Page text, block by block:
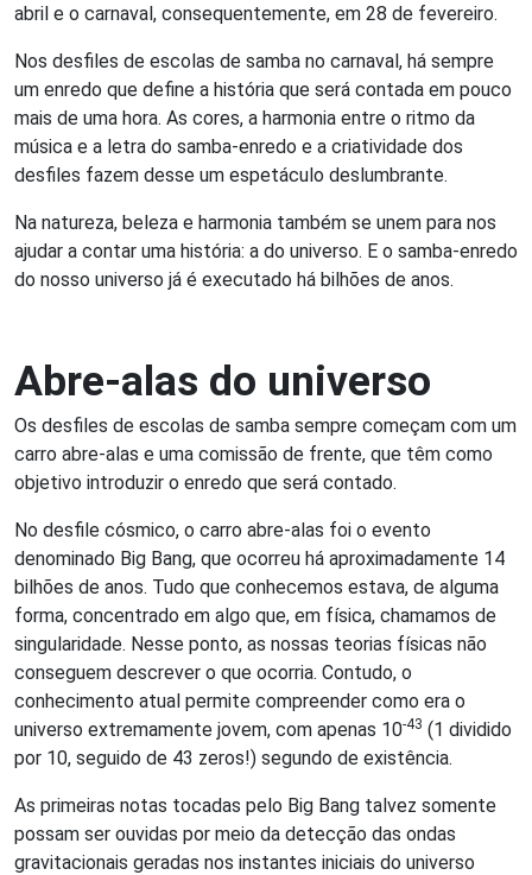
abril e o carnaval, consequentemente, em 28 de fevereiro.
Nos desfiles de escolas de samba no carnaval, há sempre
um enredo que define a história que será contada em pouco
mais de uma hora. As cores, a harmonia entre o ritmo da
música e a letra do samba-enredo e a criatividade dos
desfiles fazem desse um espetáculo deslumbrante.
Na natureza, beleza e harmonia também se unem para nos
ajudar a contar uma história: a do universo. E o samba-enredo
do nosso universo já é executado há bilhões de anos.
Abre-alas do universo
Os desfiles de escolas de samba sempre começam com um
carro abre-alas e uma comissão de frente, que têm como
objetivo introduzir o enredo que será contado.
No desfile cósmico, o carro abre-alas foi o evento
denominado Big Bang, que ocorreu há aproximadamente 14
bilhões de anos. Tudo que conhecemos estava, de alguma
forma, concentrado em algo que, em física, chamamos de
singularidade. Nesse ponto, as nossas teorias físicas não
conseguem descrever o que ocorria. Contudo, o
conhecimento atual permite compreender como era o
universo extremamente jovem, com apenas 10-43 (1 dividido
por 10, seguido de 43 zeros!) segundo de existência.
As primeiras notas tocadas pelo Big Bang talvez somente
possam ser ouvidas por meio da detecção das ondas
gravitacionais geradas nos instantes iniciais do universo